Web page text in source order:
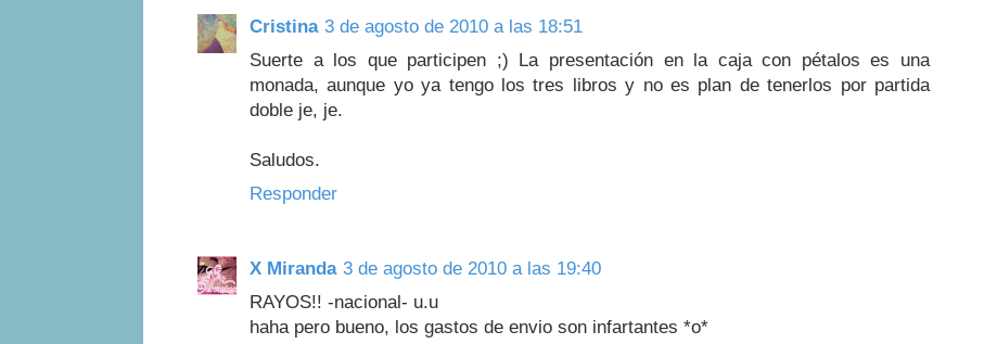
Cristina 3 de agosto de 2010 a las 18:51
Suerte a los que participen ;) La presentación en la caja con pétalos es una
monada, aunque yo ya tengo los tres libros y no es plan de tenerlos por partida
doble je, je.
Saludos.
Responder
X Miranda 3 de agosto de 2010 a las 19:40
RAYOS!! -nacional- u.u
haha pero bueno, los gastos de envio son infartantes *o*